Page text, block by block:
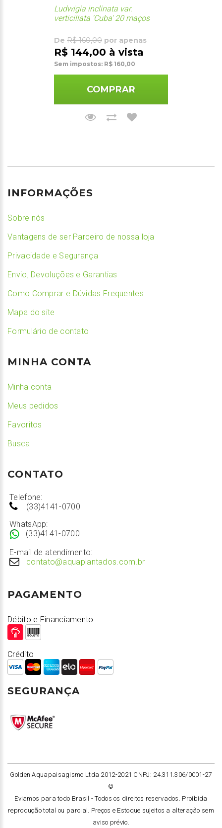
Ludwigia inclinata var.
verticillata 'Cuba' 20 maços
De R$ 160,00 por apenas
R$ 144,00 à vista
Sem impostos: R$ 160,00
COMPRAR
INFORMAÇÕES
Sobre nós
Vantagens de ser Parceiro de nossa loja
Privacidade e Segurança
Envio, Devoluções e Garantias
Como Comprar e Dúvidas Frequentes
Mapa do site
Formulário de contato
MINHA CONTA
Minha conta
Meus pedidos
Favoritos
Busca
CONTATO
Telefone:
(33)4141-0700
WhatsApp:
(33)4141-0700
E-mail de atendimento:
contato@aquaplantados.com.br
PAGAMENTO
Débito e Financiamento
Crédito
SEGURANÇA
Golden Aquapaisagismo Ltda 2012-2021 CNPJ: 24.311.306/0001-27
©
Eviamos para todo Brasil -Todos os direitos reservados. Proibida
reprodução total ou parcial. Preços e Estoque sujeitos a alteração sem
aviso prévio.